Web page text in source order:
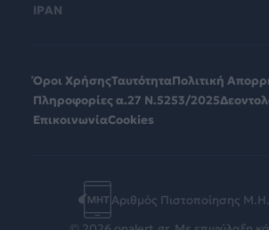
ΙΡΑΝ
Όροι ΧρήσηςΤαυτότηταΠολιτική
Πληροφορίες α.27 Ν.5253/2025
ΕπικοινωνίαCookies
Αριθμός Πιστοποίησης